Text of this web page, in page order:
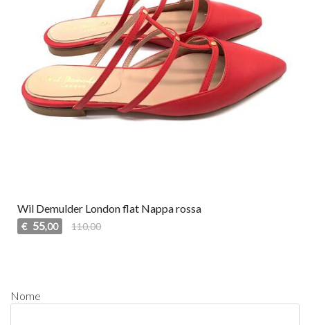
Wil Demulder London flat Nappa rossa
€ 55,00 110,00
Nome